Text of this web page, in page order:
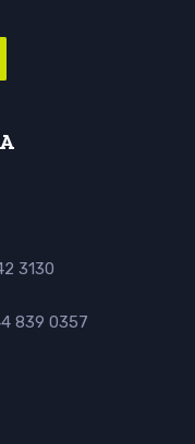
3130
839 0357